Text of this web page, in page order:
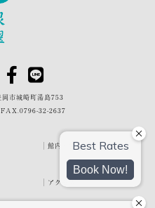
市城崎町湯島753
FAX.0796-32-2637
館内・施設
アクセス